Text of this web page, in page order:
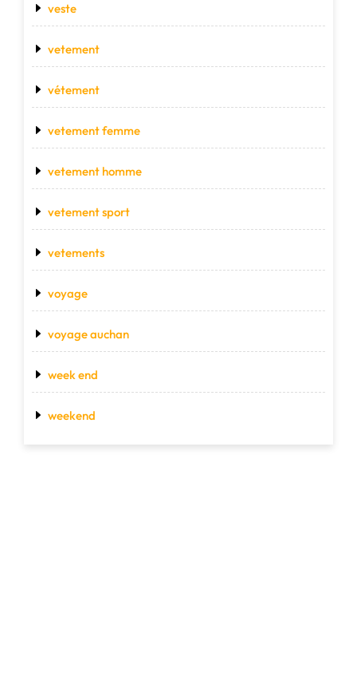
veste
vetement
vétement
vetement femme
vetement homme
vetement sport
vetements
voyage
voyage auchan
week end
weekend